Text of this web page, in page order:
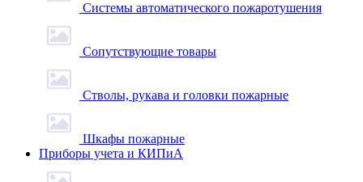
Системы автоматического пожаротушения
Сопутствующие товары
Стволы, рукава и головки пожарные
Шкафы пожарные
Приборы учета и КИПиА